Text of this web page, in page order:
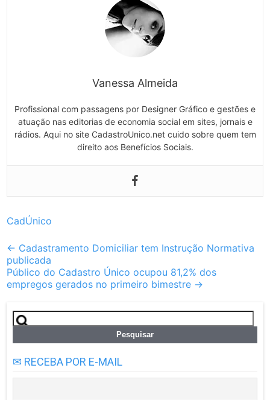
Vanessa Almeida
Profissional com passagens por Designer Gráfico e gestões e
atuação nas editorias de economia social em sites, jornais e
rádios. Aqui no site CadastroUnico.net cuido sobre quem tem
direito aos Benefícios Sociais.
CadÚnico
Post
navigation
← Cadastramento Domiciliar tem Instrução Normativa
publicada
Público do Cadastro Único ocupou 81,2% dos
empregos gerados no primeiro bimestre →
Pesquisar
por:
✉ RECEBA POR E-MAIL